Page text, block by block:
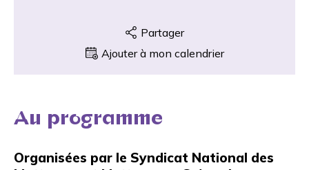
Partager
Ajouter à mon calendrier
Au programme
Organisées par le Syndicat National des